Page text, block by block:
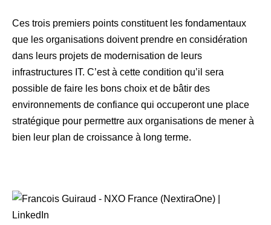
Ces trois premiers points constituent les fondamentaux
que les organisations doivent prendre en considération
dans leurs projets de modernisation de leurs
infrastructures IT. C’est à cette condition qu’il sera
possible de faire les bons choix et de bâtir des
environnements de confiance qui occuperont une place
stratégique pour permettre aux organisations de mener à
bien leur plan de croissance à long terme.